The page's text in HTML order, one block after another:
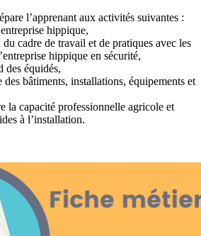
l’apprenant aux activités suivantes :
hippique,
cadre de travail et de pratiques avec les
hippique en sécurité,
des équidés,
des bâtiments, installations, équipements et
la capacité professionnelle agricole et
à l’installation.